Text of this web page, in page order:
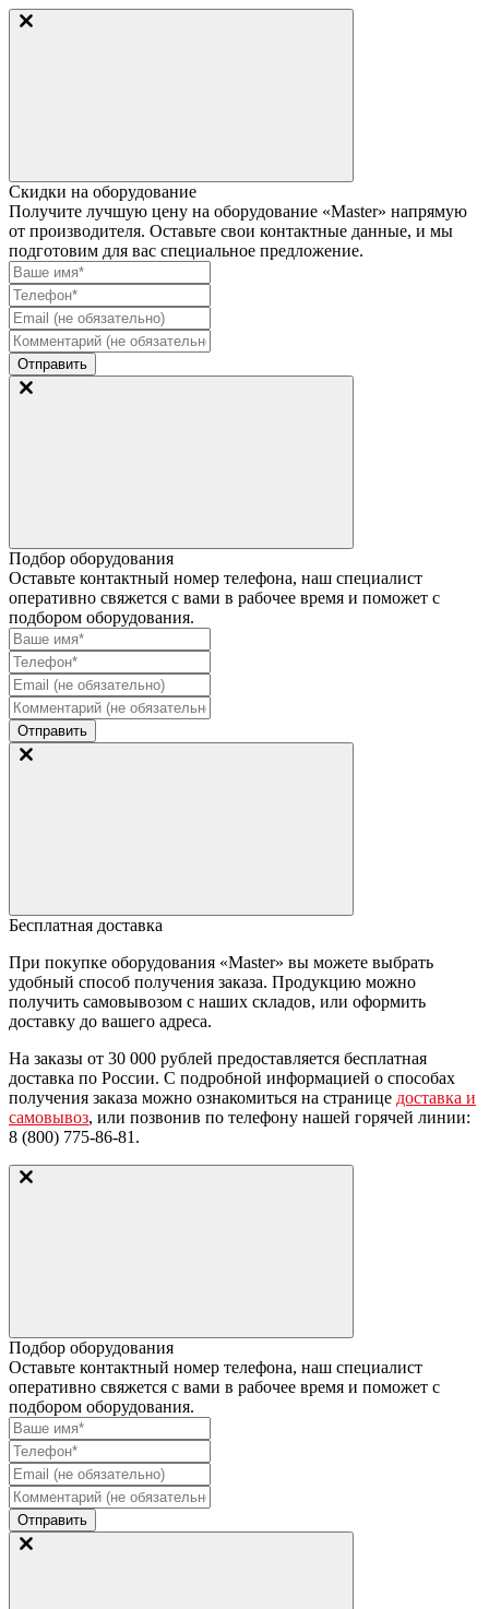
Скидки на оборудование
Получите лучшую цену на оборудование «Master» напрямую
от производителя. Оставьте свои контактные данные, и мы
подготовим для вас специальное предложение.
Отправить
Подбор оборудования
Оставьте контактный номер телефона, наш специалист
оперативно свяжется с вами в рабочее время и поможет с
подбором оборудования.
Отправить
Бесплатная доставка
При покупке оборудования «Master» вы можете выбрать
удобный способ получения заказа. Продукцию можно
получить самовывозом с наших складов, или оформить
доставку до вашего адреса.
На заказы от 30 000 рублей предоставляется бесплатная
доставка по России. С подробной информацией о способах
получения заказа можно ознакомиться на странице доставка и
самовывоз, или позвонив по телефону нашей горячей линии:
8 (800) 775-86-81.
Подбор оборудования
Оставьте контактный номер телефона, наш специалист
оперативно свяжется с вами в рабочее время и поможет с
подбором оборудования.
Отправить